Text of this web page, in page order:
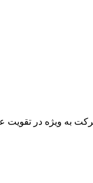
به ویژه در تقویت